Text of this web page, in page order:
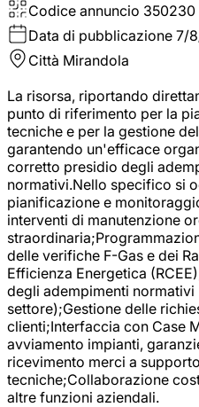
Codice annuncio 350230
Data di pubblicazione 7/
Città Mirandola
La risorsa, riportando
punto di riferimento per la
tecniche e per la gestione
garantendo un'efficace
corretto presidio degli
normativi.Nello specifico si
pianificazione e
interventi di manutenzione
delle verifiche F-Gas e dei
Efficienza Energetica
degli adempimenti
settore);Gestione delle
clienti;Interfaccia con Case
avviamento impianti,
ricevimento merci a
tecniche;Collaborazione
altre funzioni aziendali.